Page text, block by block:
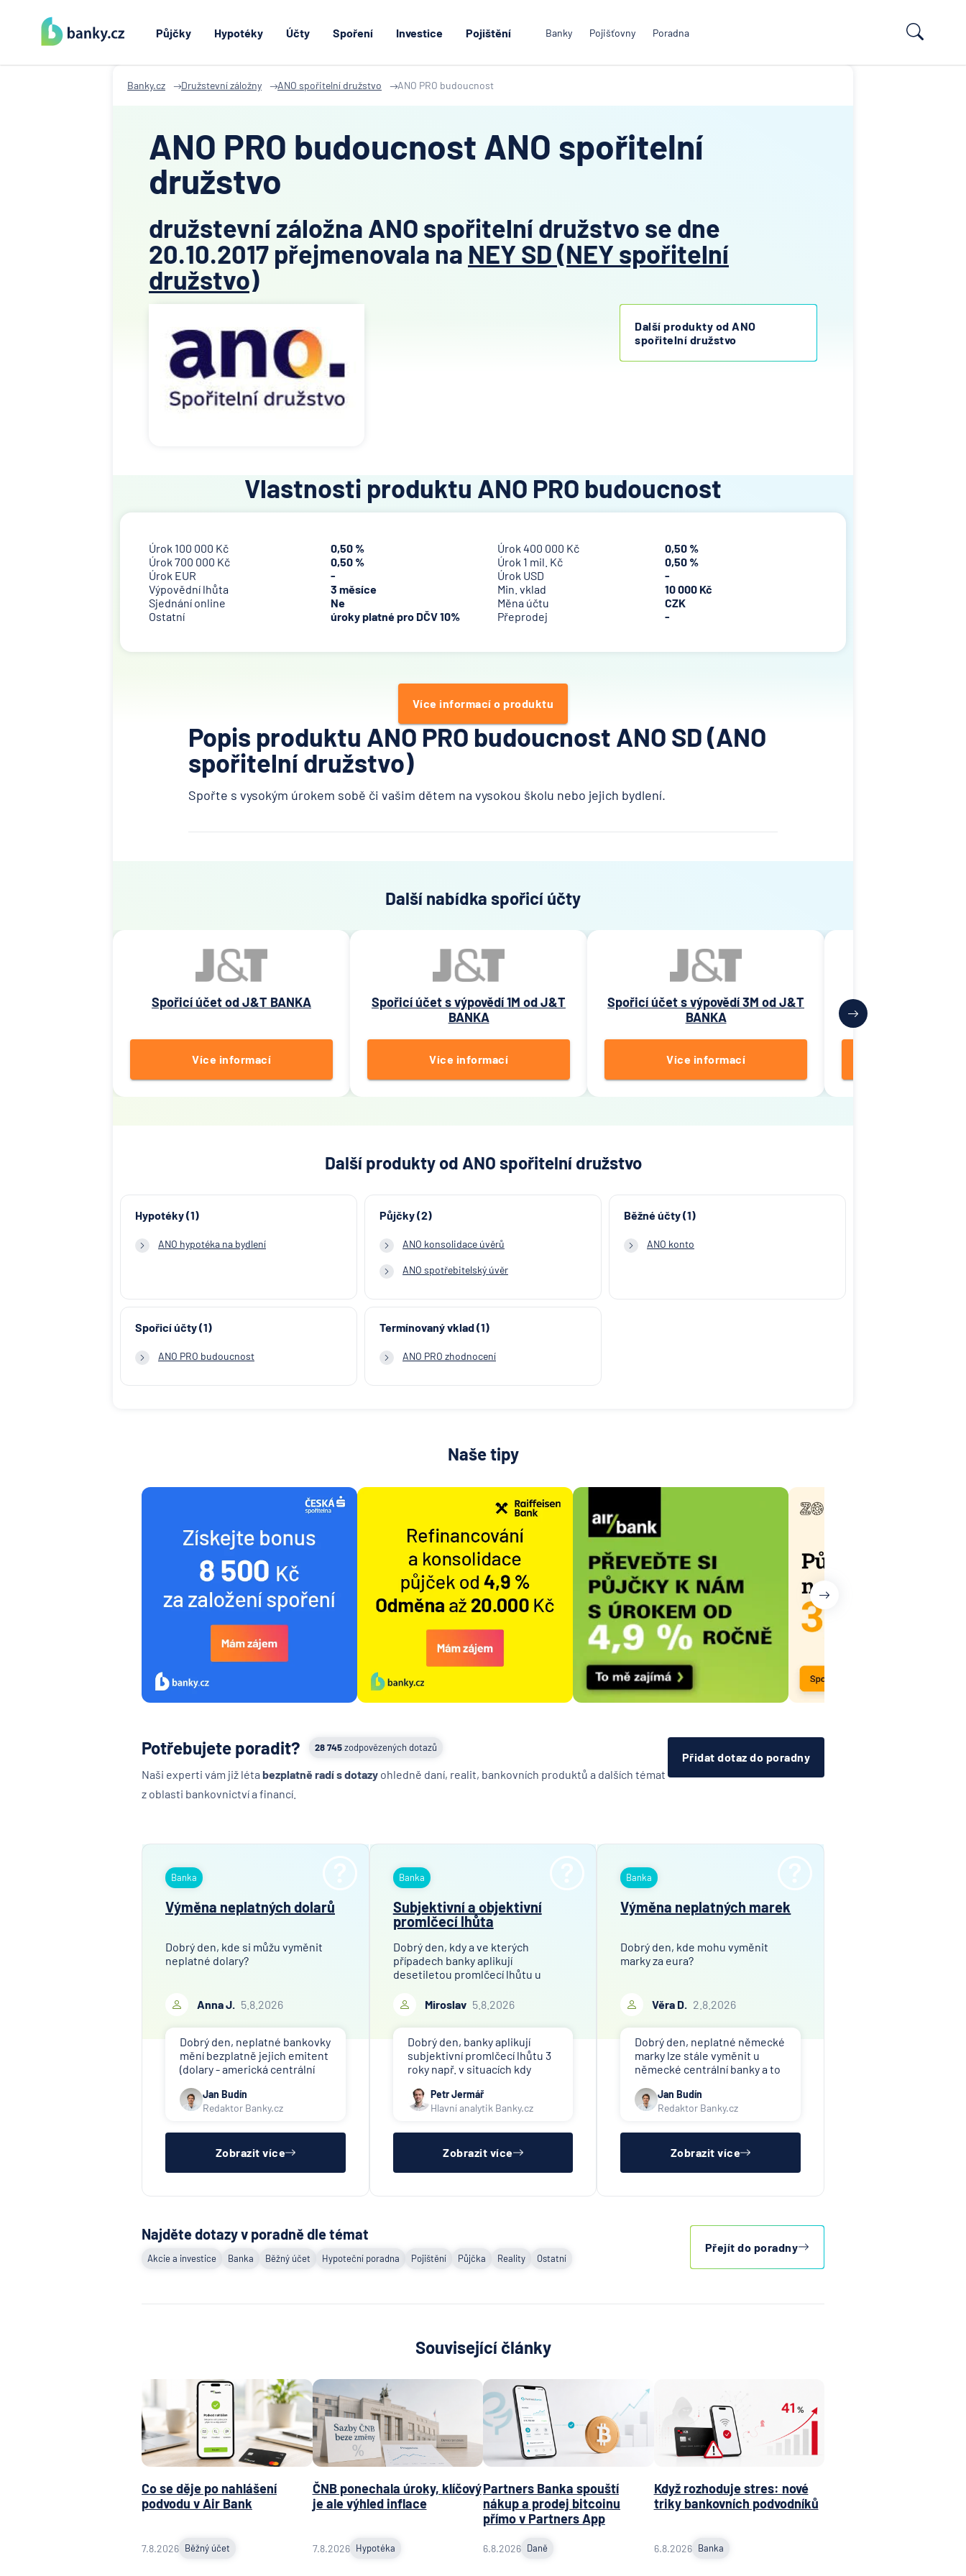
Půjčky Hypotéky Účty Spoření Investice Pojištění Banky Pojišťovny Poradna
Banky.cz Družstevní záložny ANO spořitelní družstvo ANO PRO budoucnost
ANO PRO budoucnost ANO spořitelní
družstvo
družstevní záložna ANO spořitelní družstvo se dne
20.10.2017 přejmenovala na NEY SD (NEY spořitelní
družstvo)
Další produkty od ANO
spořitelní družstvo
Vlastnosti produktu ANO PRO budoucnost
Úrok 100 000 Kč 0,50 % Úrok 400 000 Kč
0,50 %
Úrok 700 000 Kč
0,50 % Úrok 1 mil. Kč
0,50 %
Úrok EUR
- Úrok USD
-
Výpovědní lhůta
3 měsíce Min. vklad
10 000 Kč
Sjednání online
Ne Měna účtu
CZK
Ostatní
úroky platné pro DČV 10% Přeprodej -
Více informací o produktu
Popis produktu ANO PRO budoucnost ANO SD (ANO
spořitelní družstvo)
Spořte s vysokým úrokem sobě či vašim dětem na vysokou školu nebo jejich bydlení.
Další nabídka spořicí účty
Spořicí účet od J&T BANKA
Více informací
Spořicí účet s výpovědí 1M od J&T
BANKA
Více informací
Spořicí účet s výpovědí 3M od J&T
BANKA
Více informací
Další produkty od ANO spořitelní družstvo
Hypotéky (1)
ANO hypotéka na bydlení
Půjčky (2)
ANO konsolidace úvěrů
ANO spotřebitelský úvěr
Běžné účty (1)
ANO konto
Spořicí účty (1)
ANO PRO budoucnost
Termínovaný vklad (1)
ANO PRO zhodnocení
Naše tipy
28 745zodpovězených dotazů
Potřebujete poradit?
Naši experti vám již léta bezplatně radí s dotazy ohledně daní, realit, bankovních produktů a dalších témat
z oblasti bankovnictví a financí.
Přidat dotaz do poradny
Banka
Výměna neplatných dolarů
Dobrý den, kde si můžu vyměnit
neplatné dolary?
Anna J. 5.8.2026
Dobrý den, neplatné bankovky
mění bezplatně jejich emitent
(dolary - americká centrální
nenabízí (ani na komerční
bázi).
Jan Budín
Redaktor Banky.cz
Zobrazit více
Banka
Subjektivní a objektivní
promlčecí lhůta
Dobrý den, kdy a ve kterých
případech banky aplikují
desetiletou promlčecí lhůtu u
Miroslav 5.8.2026
Dobrý den, banky aplikují
subjektivní promlčecí lhůtu 3
roky např. v situacích kdy
klienty k výběru peněz.
Objektivní promlčecí lhůta 10
roce 2002 pro konec
anonymních vkladních knížek.
Petr Jermář
Hlavní analytik Banky.cz
Zobrazit více
Banka
Výměna neplatných marek
Dobrý den, kde mohu vyměnit
marky za eura?
Věra D. 2.8.2026
Dobrý den, neplatné německé
marky lze stále vyměnit u
německé centrální banky a to
Marky přestaly platit již v roce
2002, výměnu doporučuji dále
Jan Budín
Redaktor Banky.cz
Zobrazit více
Najděte dotazy v poradně dle témat
Akcie a investice Banka Běžný účet Hypoteční poradna Pojištění Půjčka Reality Ostatní
Přejít do poradny
Související články
Co se děje po nahlášení
podvodu v Air Bank
7.8.2026 Běžný účet
ČNB ponechala úroky, klíčový
je ale výhled inflace
7.8.2026 Hypotéka
Partners Banka spouští
nákup a prodej bitcoinu
přímo v Partners App
6.8.2026 Daně
Když rozhoduje stres: nové
triky bankovních podvodníků
6.8.2026 Banka